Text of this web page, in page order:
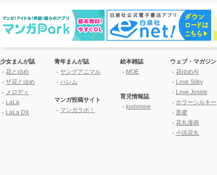
少女まんが誌
花とゆめ
ザ花とゆめ
メロディ
LaLa
LaLa DX
青年まんが誌
ヤングアニマル
ハレム
マンガ投稿サイト
マンガラボ！
絵本雑誌
MOE
育児情報誌
kodomoe
ウェブ・マガジン
花ゆめAi
Love Silky
Love Jossie
ホラーシルキー
黒蜜
花丸漫画
小説花丸